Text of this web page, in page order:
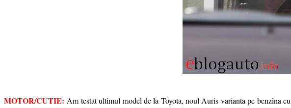
MOTOR/CUTIE: Am testat ultimul model de la Toyota, noul Auris varianta pe benzina